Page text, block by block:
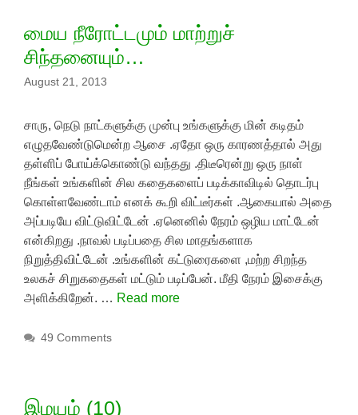
மைய நீரோட்டமும் மாற்றுச்
சிந்தனையும்…
August 21, 2013
சாரு, நெடு நாட்களுக்கு முன்பு உங்களுக்கு மின் கடிதம்
எழுதவேண்டுமென்ற ஆசை .ஏதோ ஒரு காரணத்தால் அது
தள்ளிப் போய்க்கொண்டு வந்தது .திடீரென்று ஒரு நாள்
நீங்கள் உங்களின் சில கதைகளைப் படிக்காவிடில் தொடர்பு
கொள்ளவேண்டாம் எனக் கூறி விட்டீர்கள் .ஆகையால் அதை
அப்படியே விட்டுவிட்டேன் .ஏனெனில் நேரம் ஒழிய மாட்டேன்
என்கிறது .நாவல் படிப்பதை சில மாதங்களாக
நிறுத்திவிட்டேன் .உங்களின் கட்டுரைகளை ,மற்ற சிறந்த
உலகச் சிறுகதைகள் மட்டும் படிப்பேன். மீதி நேரம் இசைக்கு
அளிக்கிறேன். … Read more
49 Comments
இமயம் (10)